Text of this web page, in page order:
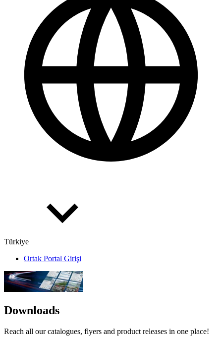
Türkiye
Ortak Portal Girişi
Downloads
Reach all our catalogues, flyers and product releases in one place!